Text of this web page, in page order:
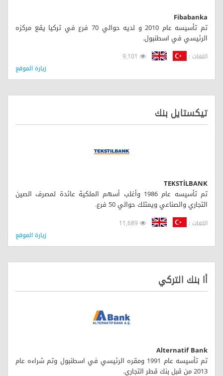
Fibabanka
تم تأسيسه عام 2010 و لديه حوالي 70 فرع في تركيا يقع مركزه
الرئيسي في اسطنبول.
اللغات :
زيارة الموقع
تيكستايل بنك
TEKSTİLBANK
تم تأسيسه عام 1986 وأغلب أسهم الملكية عائدة لمصرف الصين
التجاري والصناعي ويمتلك حوالي 50 فرع.
اللغات :
زيارة الموقع
أا بنك التركي
Alternatif Bank
تم تأسيسه عام 1991 ومقره الرئيسي في اسطنبول وتم شراءه عام
2013 من قبل بنك قطر التجاري.